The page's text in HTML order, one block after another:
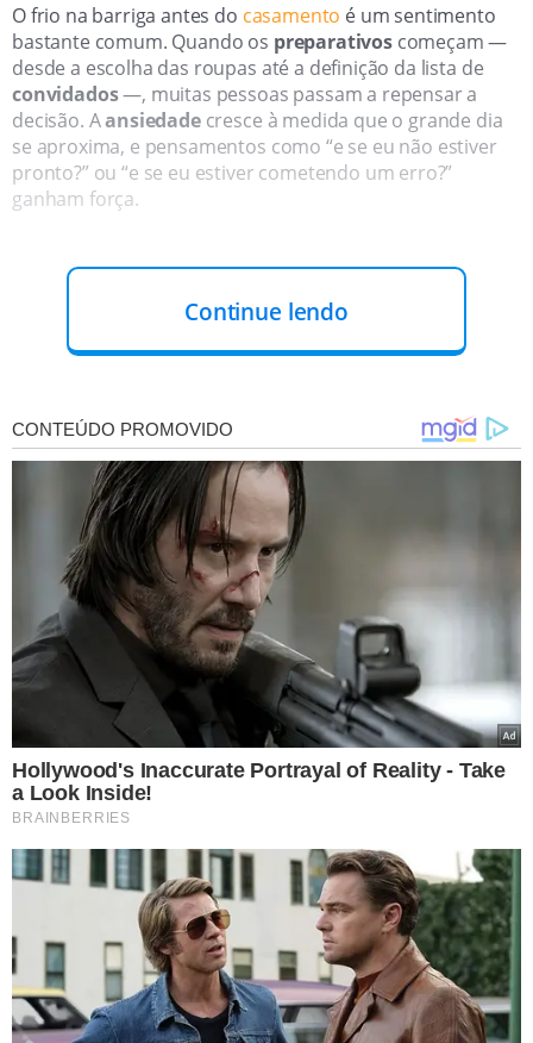
O frio na barriga antes do casamento é um sentimento
bastante comum. Quando os preparativos começam —
desde a escolha das roupas até a definição da lista de
convidados—, muitas pessoas passam a repensar a
decisão. Aansiedadecresce à medida que o grande dia
se aproxima, e pensamentos como “e se eu não estiver
pronto?” ou “e se eu estiver cometendo um erro?”
ganham força.
Essa insegurança não significa, necessariamente, que o
relacionamentoesteja fadado ao fracasso. O medo do
compromissoé, em muitos casos, uma resposta natural
diante da magnitude da mudança que ocasamento
representa. Entre os principais temores dos noivos,
destacam-se cinco: não estar pronto, o impacto da
mudança de vida, dúvidas sobre o parceiro, medo de
estar se contentando com pouco e o receio de que o
O primeiro
medo
é o de não estar preparado. Isso pode
surgir especialmente quando o relacionamento avança
sem decisões conscientes — apenas “deslizando” de uma
fase para a outra, como aponta um estudo de 2020
publicado no Journal of Social and Personal
Relationships. O acúmulo de histórias, laços e até os
custos envolvidos na cerimônia fazem com que seja difícil
Continue lendo